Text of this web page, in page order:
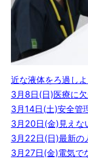
近な液体をろ過しよ
3月8日(日)医療に
3月14日(土)安全管
3月20日(金)見えな
3月22日(日)最新の
3月27日(金)電気で